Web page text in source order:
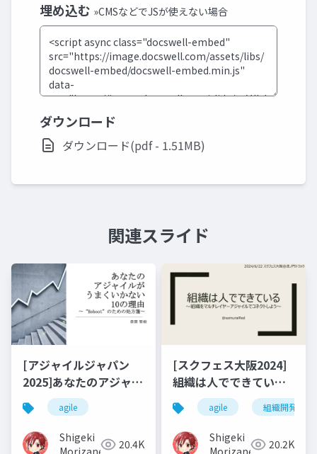
埋め込む »CMSなどでJSが使えない場合
ダウンロード
ダウンロード(pdf - 1.51MB)
関連スライド
[アジャイルジャパン
2025]あなたのアジャイ
ルがうまくいかない10
の理由～"Reboot"のた
めの処方箋～
agile
Shigeki
20.4K
[スクフェス大阪2024]
組織は人でできている
～組織をマルチレイヤ
ーアジャイルでコネク
トしよう～
agile 組織開発
Shigeki
20.2K